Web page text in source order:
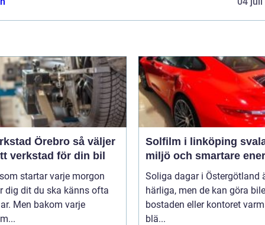
Örebro så väljer
verkstad för din bil
startar varje morgon
dig dit du ska känns ofta
Men bakom varje
Solfilm i linköping svalare
miljö och smartare
Soliga dagar i Östergötland
härliga, men de kan göra
bostaden eller kontoret
blä...